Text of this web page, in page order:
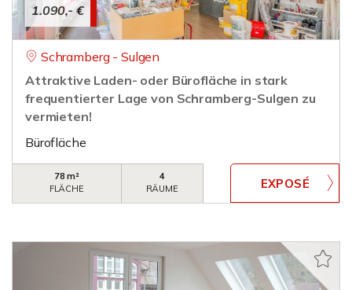
1.090,- €
Schramberg - Sulgen
Attraktive Laden- oder Bürofläche in stark
frequentierter Lage von Schramberg-Sulgen zu
vermieten!
Bürofläche
78 m²
FLÄCHE
4
RÄUME